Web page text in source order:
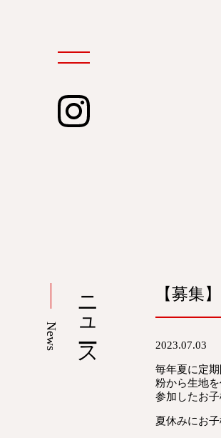
instagram
ニュース
News
【募集
2023.07.03
毎年夏に定
粉から生地
参加したお
夏休みにお